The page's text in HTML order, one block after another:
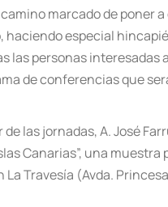
marcado de poner
especial
las personas interesadas
de conferencias que
las jornadas, A. José
Canarias”, una
Travesía (Avda.